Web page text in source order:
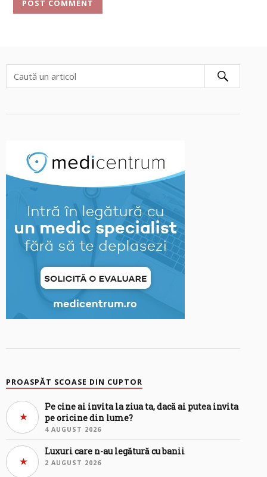
PROASPĂT SCOASE DIN CUPTOR
Pe cine ai invita la ziua ta, dacă ai putea invita
pe oricine din lume?
4 AUGUST 2026
Luxuri care n-au legătură cu banii
2 AUGUST 2026